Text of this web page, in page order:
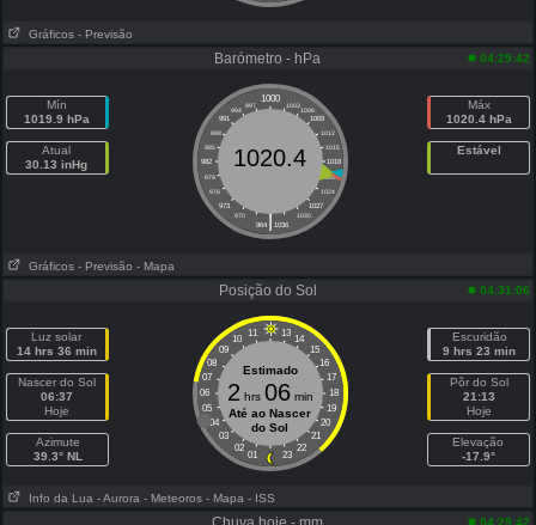
Gráficos - Previsão
Barómetro - hPa 04:29:42
Mín
1019.9 hPa
Atual
30.13 inHg
1000
997 1003
994
1006
991
1009
988
1012
985
1015
982
1018
979
1021
976
1024
973
1027
970
1030
|
964 1036
1020.4
Máx
1020.4 hPa
Estável
Gráficos - Previsão - Mapa
Posição do Sol 04:31:06
Luz solar
14 hrs 36 min
Nascer do Sol
06:37
Hoje
Azimute
39.3° NL
11 13
10
14
09
15
08
16
07
17
06
18
05
19
04
20
03
21
02
22
01 23
Estimado
2 hrs 06min
Até ao Nascer
do Sol
Escuridão
9 hrs 23 min
Pôr do Sol
21:13
Hoje
Elevação
-17.9°
Info da Lua - Aurora - Meteoros - Mapa - ISS
04:29:42